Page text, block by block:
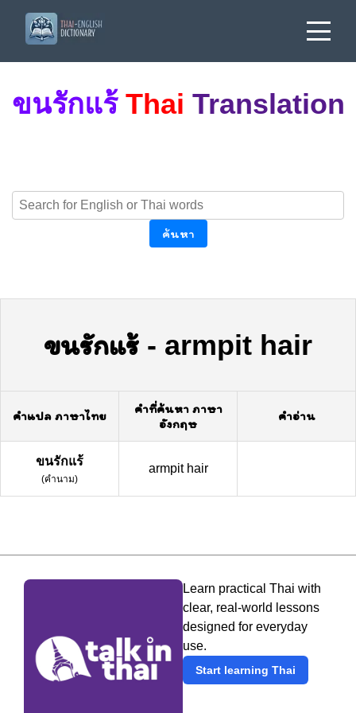
ขนรักแร้ Thai Translation
ค้นหา
ขนรักแร้ - armpit hair
คำแปล ภาษาไทย
คำที่ค้นหา ภาษา
อังกฤษ
คำอ่าน
ขนรักแร้
(คำนาม)
armpit hair
Learn practical Thai with
clear, real-world lessons
designed for everyday
use.
Start learning Thai